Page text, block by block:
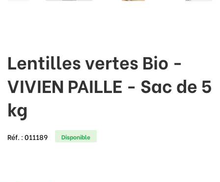
Lentilles vertes Bio -
VIVIEN PAILLE - Sac de 5
kg
Réf. :011189 Disponible